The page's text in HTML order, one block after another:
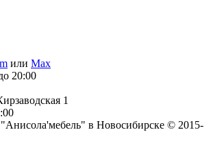
или Max
20:00
1
в Новосибирске © 2015-